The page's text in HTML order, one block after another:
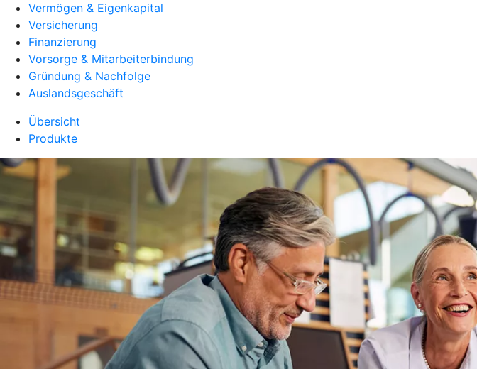
Vermögen & Eigenkapital
Versicherung
Finanzierung
Vorsorge & Mitarbeiterbindung
Gründung & Nachfolge
Auslandsgeschäft
Übersicht
Produkte